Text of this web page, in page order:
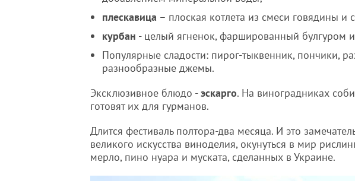
плескавица – плоская котлета из смеси говядины и
курбан - целый ягненок, фаршированный булгуром
Популярные сладости: пирог-тыквенник, пончики,
разнообразные джемы.
Эксклюзивное блюдо -эскарго. На виноградниках
готовят их для гурманов.
Длится фестиваль полтора-два месяца. И это
великого искусства виноделия, окунуться в мир
мерло, пино нуара и муската, сделанных в Украине.